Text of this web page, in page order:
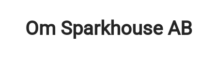
Om Sparkhouse AB